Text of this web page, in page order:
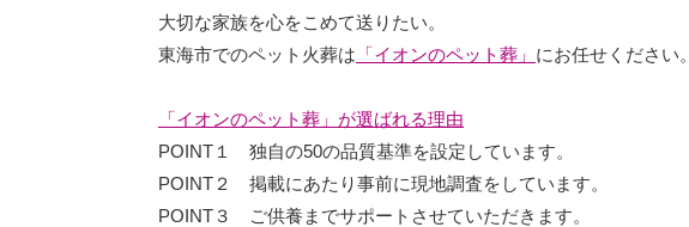
大切な家族を心をこめて送りたい。
東海市でのペット火葬は 「イオンのペット葬」 にお任せください。
「イオンのペット葬」が選ばれる理由
POINT１ 独自の50の品質基準を設定しています。
POINT２ 掲載にあたり事前に現地調査をしています。
POINT３ ご供養までサポートさせていただきます。